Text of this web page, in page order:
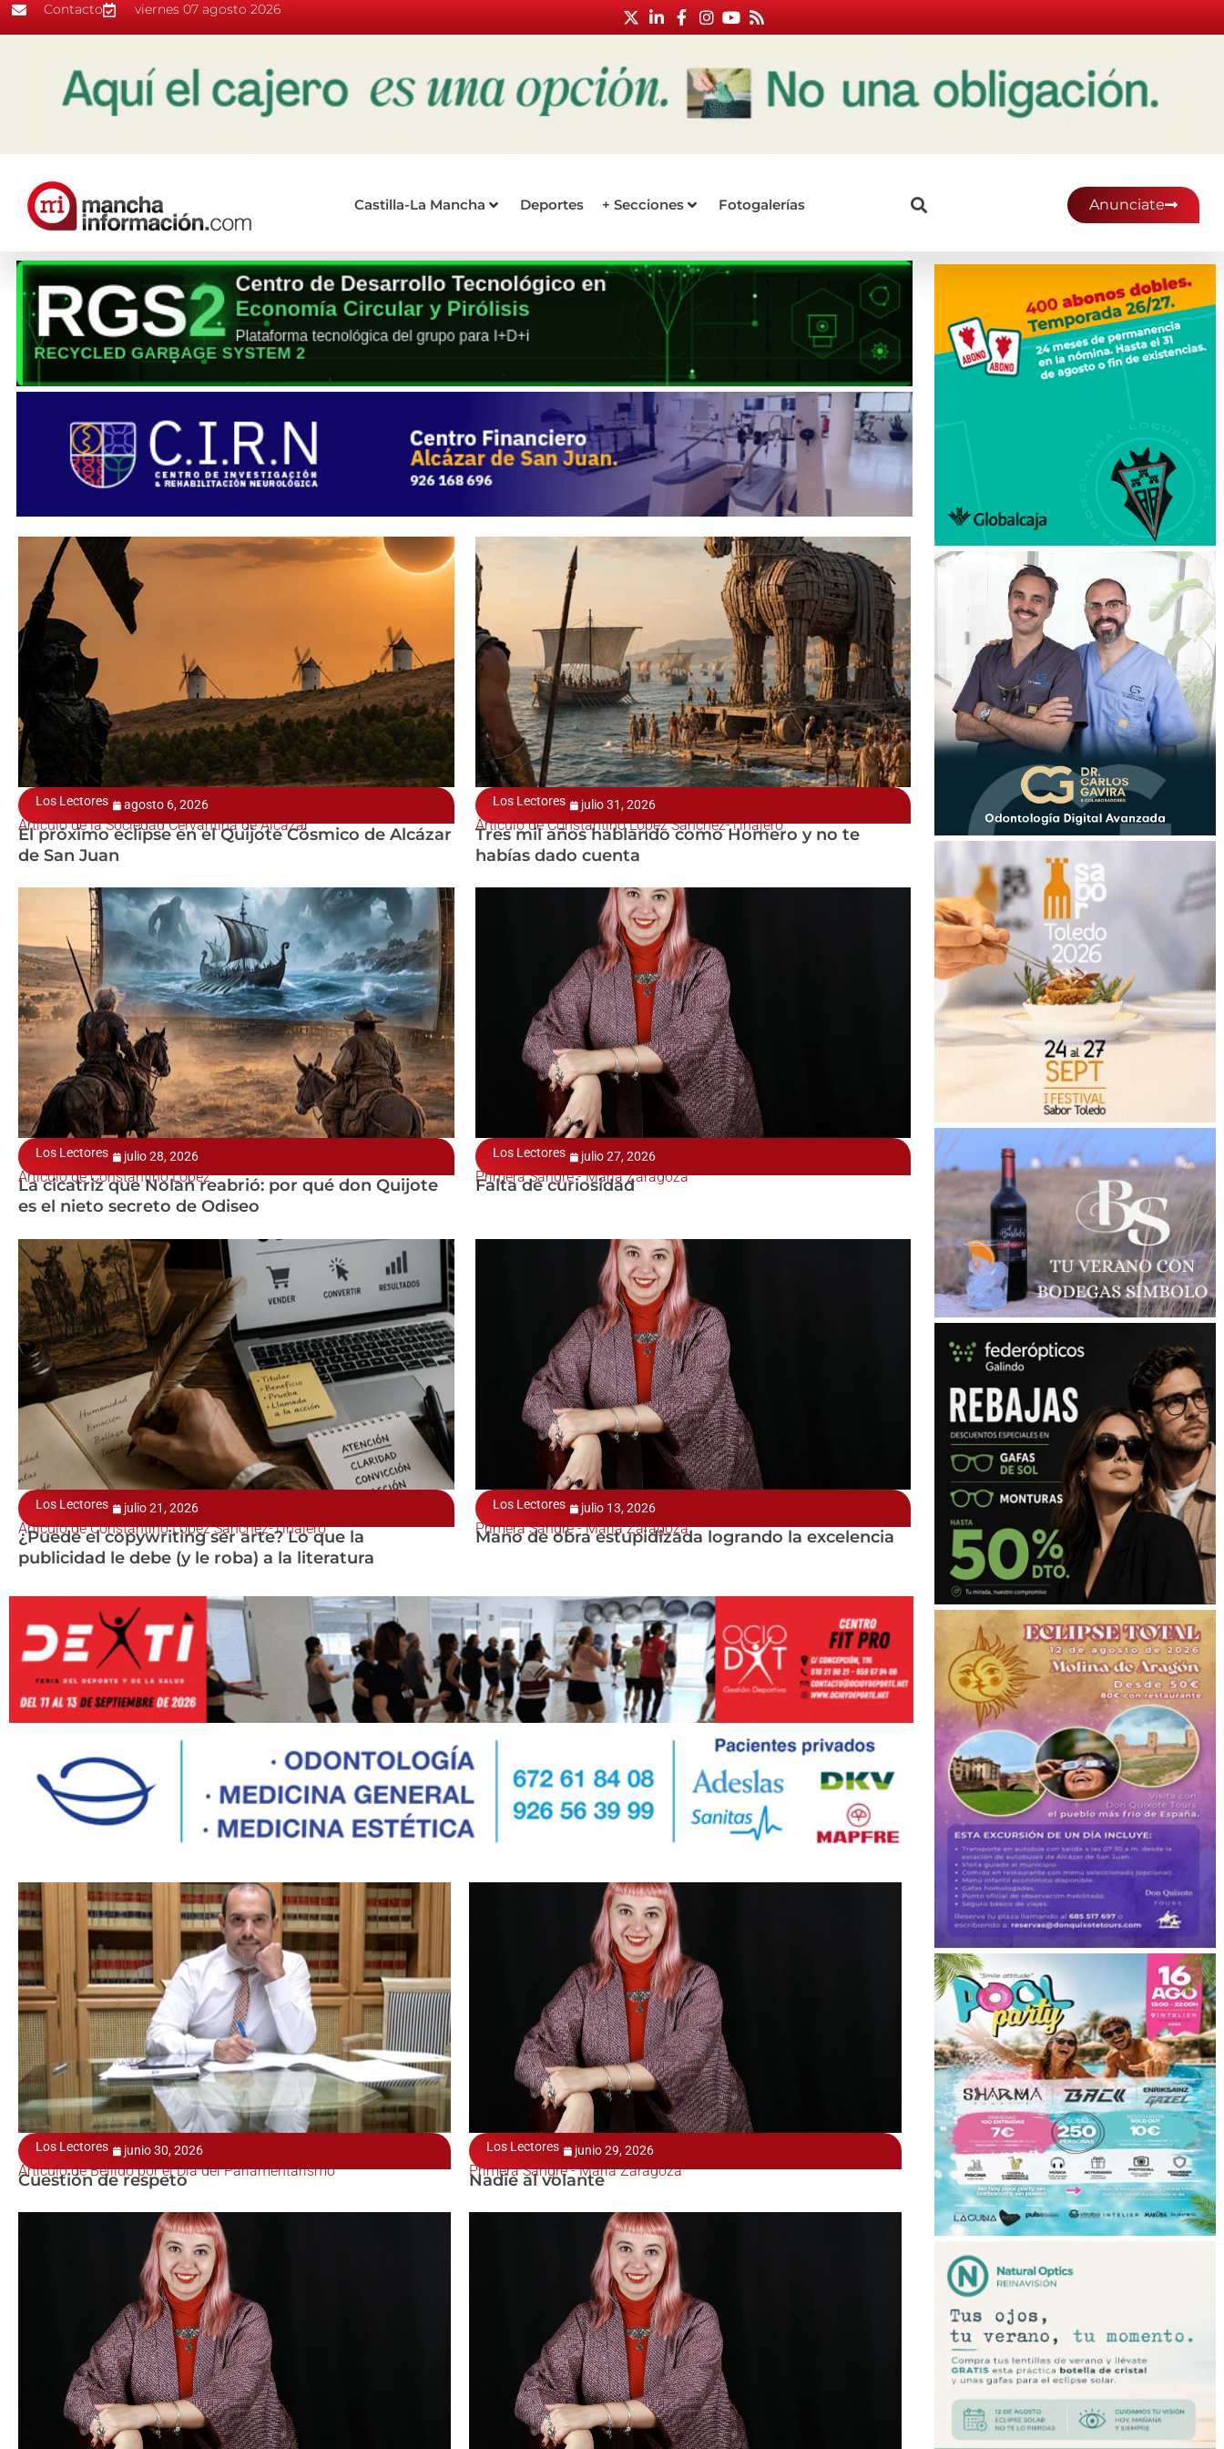
Contacto viernes 07 agosto 2026
Castilla-La Mancha Deportes + Secciones Fotogalerías Anunciate
Los Lectores agosto 6, 2026
Artículo de la Sociedad Cervantina de Alcázar
El próximo eclipse en el Quijote Cósmico de Alcázar
de San Juan
Los Lectores julio 31, 2026
Artículo de Constantino López Sánchez-Tinajero
Tres mil años hablando como Homero y no te
habías dado cuenta
Los Lectores julio 28, 2026
Artículo de Constantino López
La cicatriz que Nolan reabrió: por qué don Quijote
es el nieto secreto de Odiseo
Los Lectores julio 27, 2026
Primera Sangre - María Zaragoza
Falta de curiosidad
Los Lectores julio 21, 2026
Artículo de Constantino López Sánchez-Tinajero
¿Puede el copywriting ser arte? Lo que la
publicidad le debe (y le roba) a la literatura
Los Lectores julio 13, 2026
Primera Sangre - María Zaragoza
Mano de obra estupidizada logrando la excelencia
Los Lectores junio 30, 2026
Artículo de Bellido por el Día del Parlamentarismo
Cuestión de respeto
Los Lectores junio 29, 2026
Primera Sangre - María Zaragoza
Nadie al volante